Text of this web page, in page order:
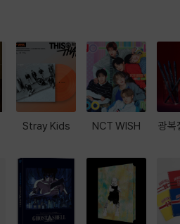
Stray Kids NCT WISH 광복